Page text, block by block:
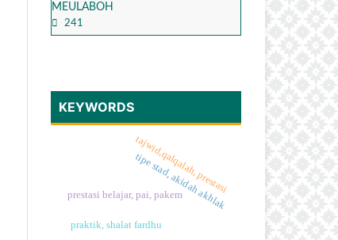
MEULABOH
241
KEYWORDS
prestasi belajar, pai, pakemtipe stad, akidah akhlak
tajwid,qalqalah, prestasi
praktik, shalat fardhu